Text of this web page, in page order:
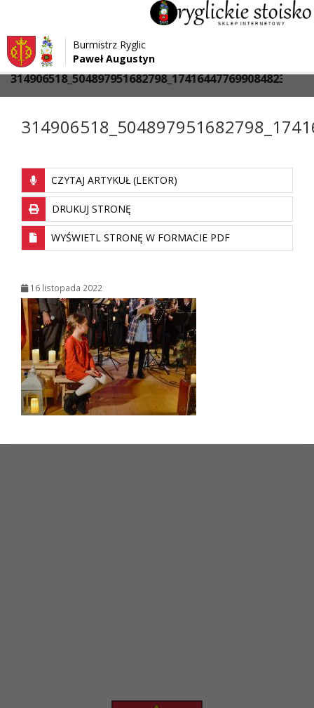
Przejdź do menu
Przejdź do głównej treści strony
Przejdź do stopki strony
Burmistrz Ryglic
Paweł Augustyn
Strona główna > Media >
314906518_504897951682798_174164477699084823_n
CZYTAJ ARTYKUŁ (LEKTOR)
DRUKUJ STRONĘ
WYŚWIETL STRONĘ W FORMACIE PDF
16 listopada 2022